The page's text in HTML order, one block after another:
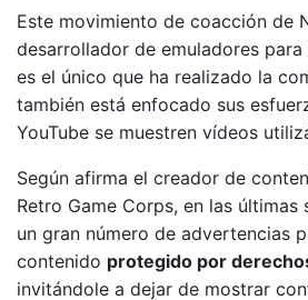
Este movimiento de coacción de
desarrollador de emuladores
es el único que ha realizado la
también está enfocado sus
YouTube se muestren vídeos
Según afirma el creador de
Retro Game Corps, en las últimas
un gran número de advertencias
contenido protegido por
invitándole a dejar de mostrar